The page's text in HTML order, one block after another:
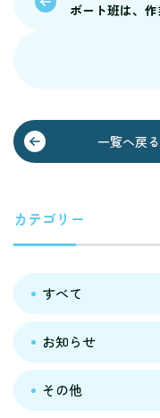
ボート班は、
一覧へ戻る
カテゴリー
すべて
お知らせ
その他